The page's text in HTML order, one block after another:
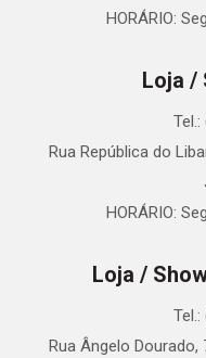
HORÁRIO:
Loja /
Rua República do
HORÁRIO:
Loja /
Rua Ângelo